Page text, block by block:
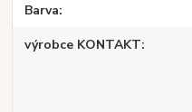
Barva
výrobce KONTAKT